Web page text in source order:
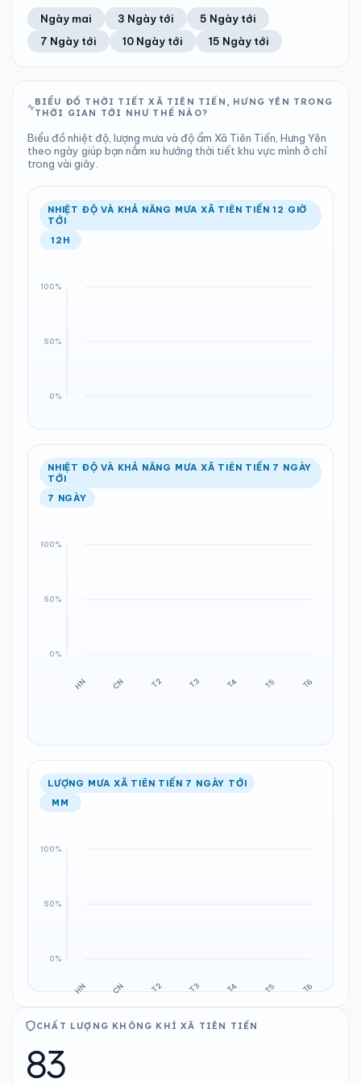
25°C 99%
Khả năng mưa
0 mm
Tổng cả ngày
1000 hPa
Bình thường
7
Chỉ số UV
Tốt
Ước lượng
24°C
Ổn định
40%
Khả năng mưa
Trung bình ngày Tốc độ gió
TIA UV TẦM NHÌN
LƯỢNG MƯA
0.39 mm
Tổng cả ngày
ÁP SUẤT
998 hPa
Bình thường
Ổn định Khả năng mưa
Ngày mai 3 Ngày tới
5 Ngày tới
7 Ngày tới
10 Ngày tới 15 Ngày tới
BIỂU ĐỒ THỜI TIẾT XÃ TIÊN TIẾN, HƯNG YÊN TRONG
THỜI GIAN TỚI NHƯ THẾ NÀO?
Biểu đồ nhiệt độ, lượng mưa và độ ẩm Xã Tiên Tiến, Hưng Yên
theo ngày giúp bạn nắm xu hướng thời tiết khu vực mình ở chỉ
trong vài giây.
NHIỆT ĐỘ VÀ KHẢ NĂNG MƯA XÃ TIÊN TIẾN 12 GIỜ
TỚI
12H
NHIỆT ĐỘ VÀ KHẢ NĂNG MƯA XÃ TIÊN TIẾN 7 NGÀY
TỚI
7 NGÀY
LƯỢNG MƯA XÃ TIÊN TIẾN 7 NGÀY TỚI
MM
CHẤT LƯỢNG KHÔNG KHÍ XÃ TIÊN TIẾN
83